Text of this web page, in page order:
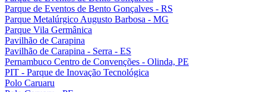
Parque de Eventos de Bento Gonçalves - RS
Parque Metalúrgico Augusto Barbosa - MG
Parque Vila Germânica
Pavilhão de Carapina
Pavilhão de Carapina - Serra - ES
Pernambuco Centro de Convenções - Olinda, PE
PIT - Parque de Inovação Tecnológica
Polo Caruaru